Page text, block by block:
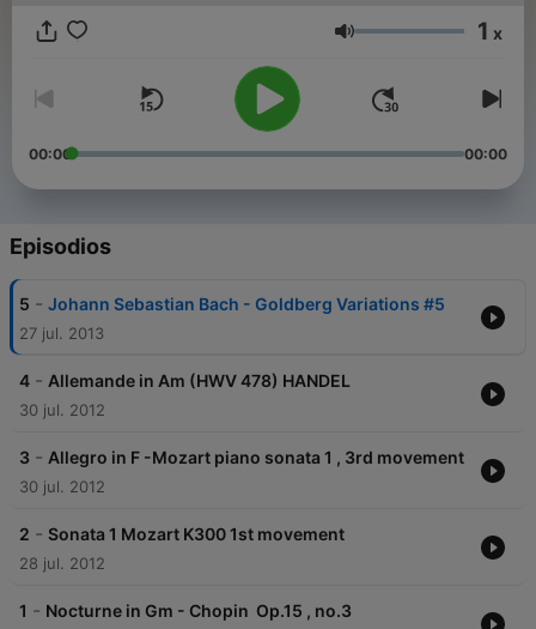
Volumen 1 x
00:00 00:00
Episodios
5 - Johann Sebastian Bach - Goldberg Variations #5
27 jul. 2013
4 - Allemande in Am (HWV 478) HANDEL
30 jul. 2012
3 - Allegro in F -Mozart piano sonata 1 , 3rd movement
30 jul. 2012
2 - Sonata 1 Mozart K300 1st movement
28 jul. 2012
1 - Nocturne in Gm - Chopin Op.15 , no.3